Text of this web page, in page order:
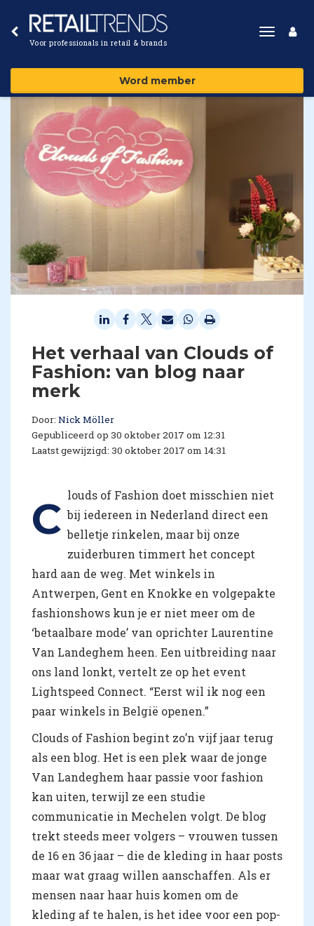
Voor professionals in retail & brands
Toggle
Word member
Het verhaal van Clouds of
Fashion: van blog naar
merk
Door: Nick Möller
Gepubliceerd op 30 oktober 2017 om 12:31
Laatst gewijzigd: 30 oktober 2017 om 14:31
C louds of Fashion doet misschien niet
bij iedereen in Nederland direct een
belletje rinkelen, maar bij onze
zuiderburen timmert het concept
hard aan de weg. Met winkels in
Antwerpen, Gent en Knokke en volgepakte
fashionshows kun je er niet meer om de
‘betaalbare mode’ van oprichter Laurentine
Van Landeghem heen. Een uitbreiding naar
ons land lonkt, vertelt ze op het event
Lightspeed Connect. “Eerst wil ik nog een
paar winkels in België openen.”
Clouds of Fashion begint zo’n vijf jaar terug
als een blog. Het is een plek waar de jonge
Van Landeghem haar passie voor fashion
kan uiten, terwijl ze een studie
communicatie in Mechelen volgt. De blog
trekt steeds meer volgers – vrouwen tussen
de 16 en 36 jaar – die de kleding in haar posts
maar wat graag willen aanschaffen. Als er
mensen naar haar huis komen om de
kleding af te halen, is het idee voor een pop-